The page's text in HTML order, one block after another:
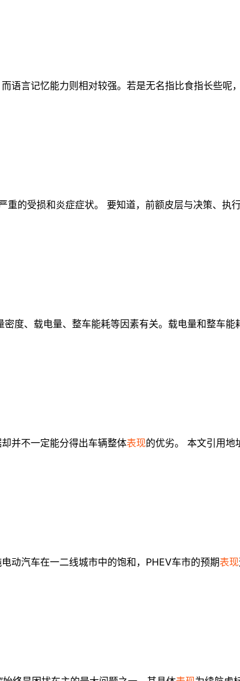
语言记忆能力则相对较强。若是无名指比食指长些呢
的受损和炎症症状。 要知道，前额皮层与决策、执
密度、载电量、整车能耗等因素有关。载电量和整车
并不一定能分得出车辆整体表现的优劣。 本文引用地
动汽车在一二线城市中的饱和，PHEV车市的预期表现